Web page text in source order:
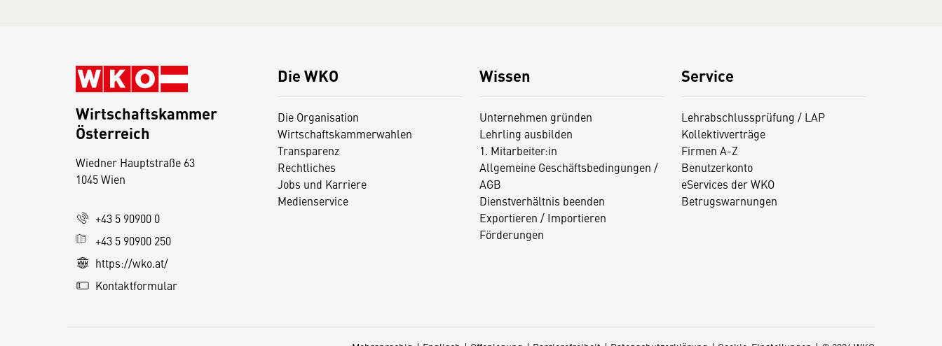
Die WKO
Die Organisation
Wirtschaftskammerwahlen
Transparenz
Rechtliches
Jobs und Karriere
Medienservice
Wissen
Unternehmen gründen
Lehrling ausbilden
1. Mitarbeiter:in
Allgemeine Geschäftsbedingungen /
AGB
Dienstverhältnis beenden
Exportieren / Importieren
Förderungen
Service
Lehrabschlussprüfung / LAP
Kollektivverträge
Firmen A-Z
Benutzerkonto
eServices der WKO
Betrugswarnungen
Wirtschaftskammer
Österreich
Wiedner Hauptstraße 63
1045 Wien
+43 5 90900 0
+43 5 90900 250
https://wko.at/
Kontaktformular